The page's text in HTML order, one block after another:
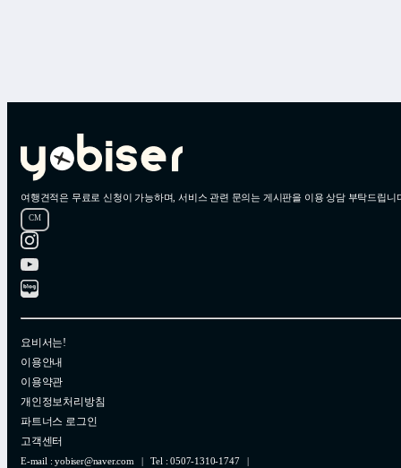
여행견적은 무료로 신청이 가능하며, 서비스 관련 문의는 게시판을 이용 상담 부탁드립니
CM
요비서는!
이용안내
이용약관
개인정보처리방침
파트너스 로그인
고객센터
E-mail :yobiser@naver.com | Tel :0507-1310-1747|